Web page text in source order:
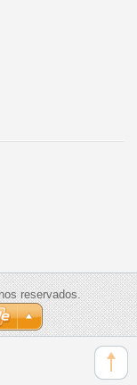
reservados.